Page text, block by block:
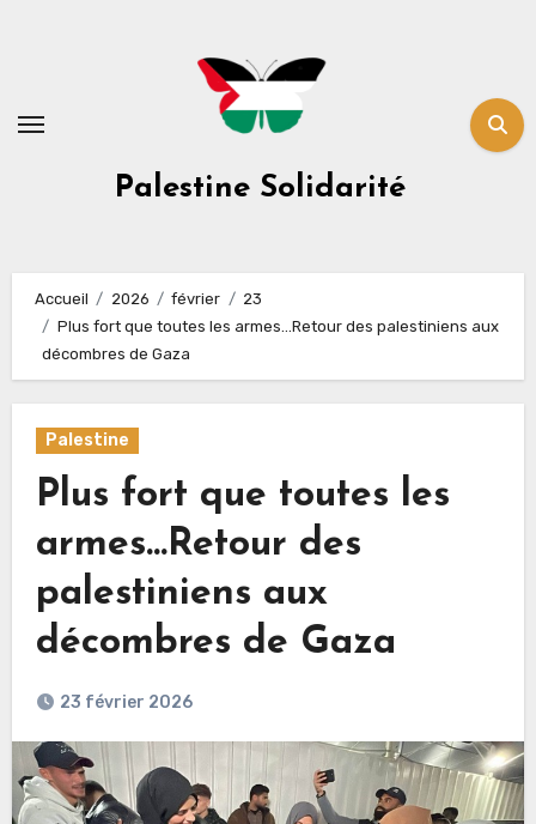
Palestine Solidarité
Accueil 2026 février
23
Plus fort que toutes les armes…Retour des palestiniens aux
décombres de Gaza
Palestine
Plus fort que toutes les
armes…Retour des
palestiniens aux
décombres de Gaza
23 février 2026